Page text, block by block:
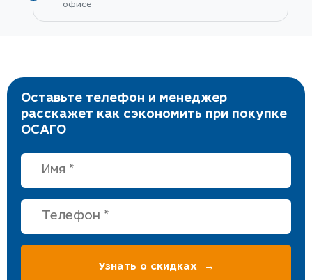
офисе
Оставьте телефон и менеджер
расскажет как сэкономить при покупке
ОСАГО